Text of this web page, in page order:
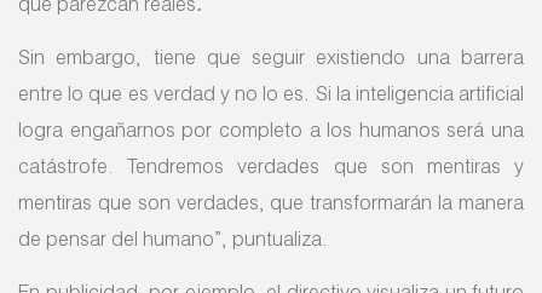
que parezcan reales.
Sin embargo, tiene que seguir existiendo una barrera
entre lo que es verdad y no lo es. Si la inteligencia artificial
logra engañarnos por completo a los humanos será una
catástrofe. Tendremos verdades que son mentiras y
mentiras que son verdades, que transformarán la manera
de pensar del humano”, puntualiza.